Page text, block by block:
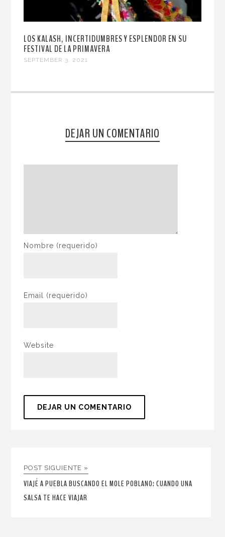
LOS KALASH, INCERTIDUMBRES Y ESPLENDOR EN SU
FESTIVAL DE LA PRIMAVERA
SEPTEMBER 3, 2021
DEJAR UN COMENTARIO
Nombre (requerido)
Email (requerido)
Website
POST SIGUIENTE »
VIAJÉ A PUEBLA BUSCANDO EL MOLE POBLANO: CUANDO UNA
SALSA TE HACE VIAJAR